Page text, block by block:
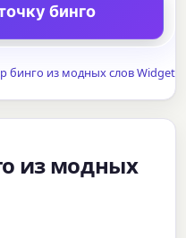
бинго
бинго из модных слов Widget
из модных